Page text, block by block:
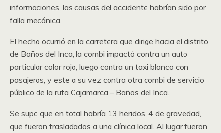
informaciones, las causas del accidente habrían sido por
falla mecánica.
El hecho ocurrió en la carretera que dirige hacia el distrito
de Baños del Inca, la combi impactó contra un auto
particular color rojo, luego contra un taxi blanco con
pasajeros, y este a su vez contra otra combi de servicio
público de la ruta Cajamarca – Baños del Inca.
Se supo que en total habría 13 heridos, 4 de gravedad,
que fueron trasladados a una clínica local. Al lugar fueron